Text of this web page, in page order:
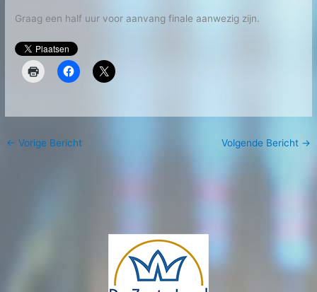
Graag een half uur voor aanvang finale aanwezig zijn.
← Vorige Bericht Volgende Bericht →